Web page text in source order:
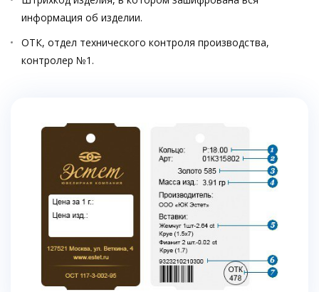
информация об изделии.
ОТК, отдел технического контроля производства,
контролер №1.